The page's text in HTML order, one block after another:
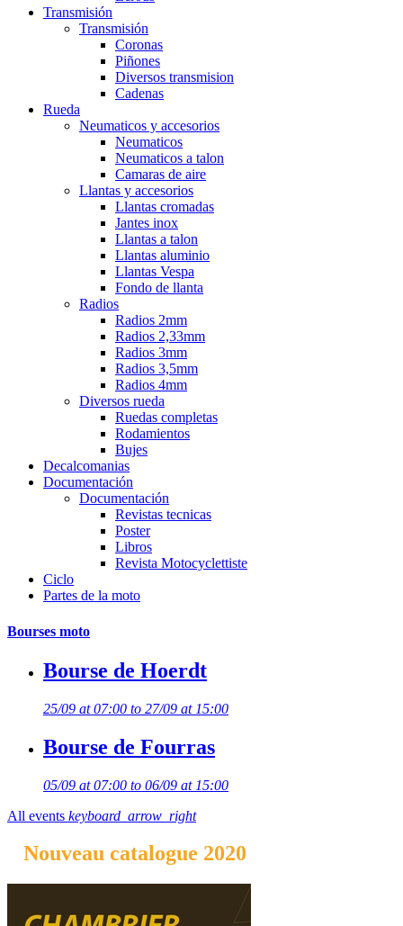
Transmisión
Transmisión
Coronas
Piñones
Diversos transmision
Cadenas
Rueda
Neumaticos y accesorios
Neumaticos
Neumaticos a talon
Camaras de aire
Llantas y accesorios
Llantas cromadas
Jantes inox
Llantas a talon
Llantas aluminio
Llantas Vespa
Fondo de llanta
Radios
Radios 2mm
Radios 2,33mm
Radios 3mm
Radios 3,5mm
Radios 4mm
Diversos rueda
Ruedas completas
Rodamientos
Bujes
Decalcomanias
Documentación
Documentación
Revistas tecnicas
Poster
Libros
Revista Motocyclettiste
Ciclo
Partes de la moto
Bourses moto
Bourse de Hoerdt
25/09 at 07:00 to 27/09 at 15:00
Bourse de Fourras
05/09 at 07:00 to 06/09 at 15:00
All events keyboard_arrow_right
Nouveau catalogue 2020